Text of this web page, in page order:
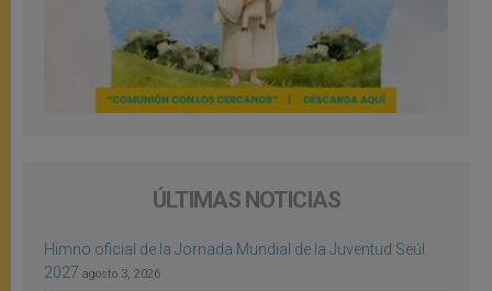
ÚLTIMAS NOTICIAS
Himno oficial de la Jornada Mundial de la Juventud Seúl
2027 agosto 3, 2026